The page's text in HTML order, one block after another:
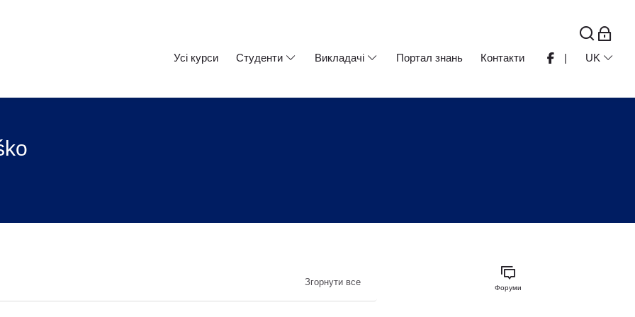
Усі курси Студенти Викладачі Портал знань Контакти | UK
Згорнути все Форуми